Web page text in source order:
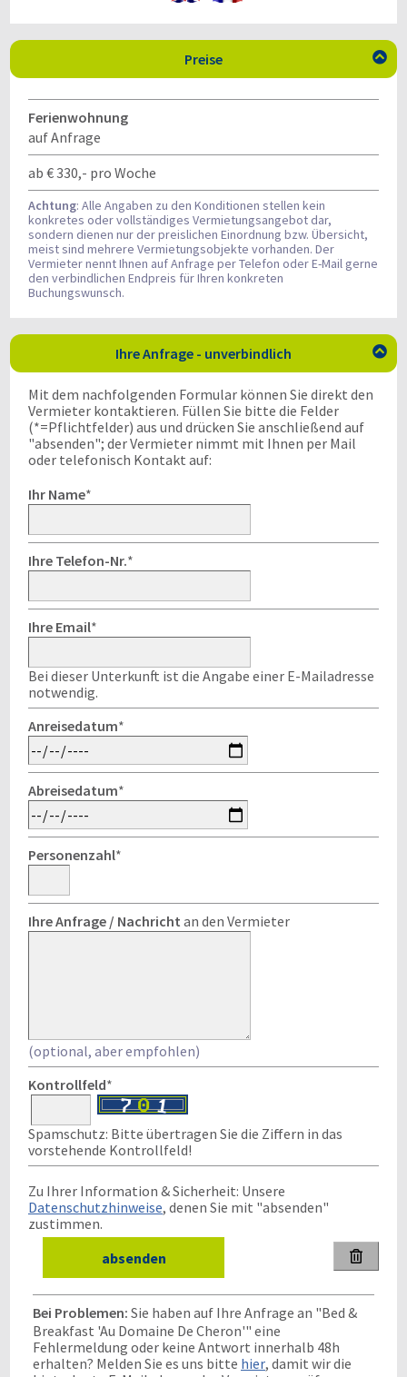
Preise 
Ferienwohnung
auf Anfrage
ab € 330,- pro Woche
Achtung: Alle Angaben zu den Konditionen stellen kein
konkretes oder vollständiges Vermietungsangebot dar,
sondern dienen nur der preislichen Einordnung bzw. Übersicht,
meist sind mehrere Vermietungsobjekte vorhanden. Der
Vermieter nennt Ihnen auf Anfrage per Telefon oder E-Mail gerne
den verbindlichen Endpreis für Ihren konkreten
Buchungswunsch.
Ihre Anfrage - unverbindlich 
Mit dem nachfolgenden Formular können Sie direkt den
Vermieter kontaktieren. Füllen Sie bitte die Felder
(*=Pflichtfelder) aus und drücken Sie anschließend auf
"absenden"; der Vermieter nimmt mit Ihnen per Mail
oder telefonisch Kontakt auf:
Ihr Name*
Ihre Telefon-Nr.*
Ihre Email*
Bei dieser Unterkunft ist die Angabe einer E-Mailadresse
notwendig.
Anreisedatum*
Abreisedatum*
Personenzahl*
Ihre Anfrage / Nachricht an den Vermieter
(optional, aber empfohlen)
Kontrollfeld*
Spamschutz: Bitte übertragen Sie die Ziffern in das
vorstehende Kontrollfeld!
Zu Ihrer Information & Sicherheit: Unsere
Datenschutzhinweise, denen Sie mit "absenden"
zustimmen.

Bei Problemen: Sie haben auf Ihre Anfrage an "Bed &
Breakfast 'Au Domaine De Cheron'" eine
Fehlermeldung oder keine Antwort innerhalb 48h
erhalten? Melden Sie es uns bitte hier, damit wir die